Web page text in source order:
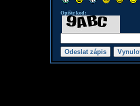
Opište kod: